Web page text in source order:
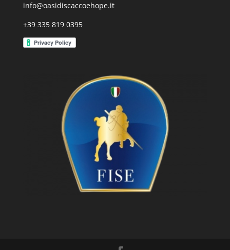
info@oasidiscaccoehope.it
+39 335 819 0395